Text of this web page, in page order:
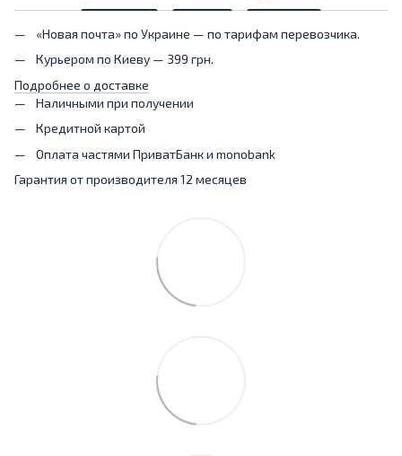
«Новая почта» по Украине — по тарифам перевозчика.
Курьером по Киеву — 399 грн.
Подробнее о доставке
Наличными при получении
Кредитной картой
Оплата частями ПриватБанк и monobank
Гарантия от производителя 12 месяцев